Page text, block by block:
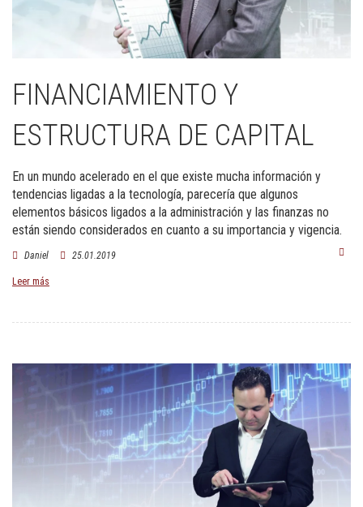
FINANCIAMIENTO Y
ESTRUCTURA DE CAPITAL
En un mundo acelerado en el que existe mucha información y
tendencias ligadas a la tecnología, parecería que algunos
elementos básicos ligados a la administración y las finanzas no
están siendo considerados en cuanto a su importancia y vigencia.
Daniel 25.01.2019
Leer más